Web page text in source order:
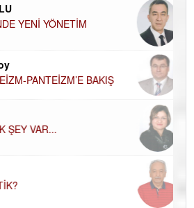
YENİ YÖNETİM
PANTEİZM’E BAKIŞ
VAR...